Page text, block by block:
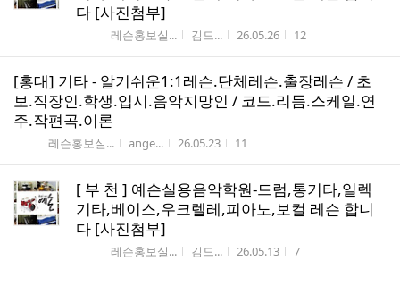
다 [사진첨부]
게시판명
레슨홍보실... 작성자
김드... 작성시간
26.05.26 조회수
12
[홍대] 기타 - 알기쉬운1:1레슨.단체레슨.출장레슨 / 초
보.직장인.학생.입시.음악지망인 / 코드.리듬.스케일.연
주.작편곡.이론
게시판명
레슨홍보실... 작성자
ange... 작성시간
26.05.23 조회수
11
[ 부 천 ] 예손실용음악학원-드럼,통기타,일렉
기타,베이스,우크렐레,피아노,보컬 레슨 합니
다 [사진첨부]
게시판명
레슨홍보실... 작성자
김드... 작성시간
26.05.13 조회수
7